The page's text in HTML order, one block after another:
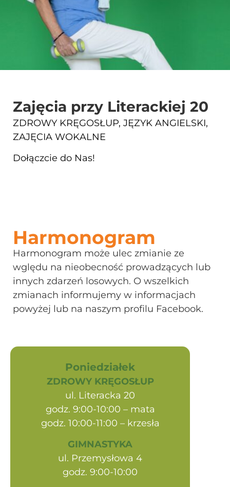
Zajęcia przy Literackiej 20
ZDROWY KRĘGOSŁUP, JĘZYK ANGIELSKI,
ZAJĘCIA WOKALNE
Dołączcie do Nas!
Harmonogram
Harmonogram może ulec zmianie ze
wględu na nieobecność prowadzących lub
innych zdarzeń losowych. O wszelkich
zmianach informujemy w informacjach
powyżej lub na naszym profilu Facebook.
Poniedziałek
ZDROWY KRĘGOSŁUP
ul. Literacka 20
godz. 9:00-10:00 – mata
godz. 10:00-11:00 – krzesła
GIMNASTYKA
ul. Przemysłowa 4
godz. 9:00-10:00